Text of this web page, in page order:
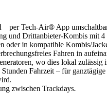
per Tech-Air® App
Drittanbieter-Kombis mit 4
in kompatible Kombis/
Fahren in
wo dies lokal
Fahrzeit – für
zwischen Trackdays.